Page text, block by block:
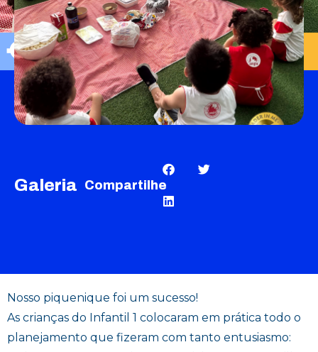
Galeria Compartilhe
Nosso piquenique foi um sucesso!
As crianças do Infantil 1 colocaram em prática todo o
planejamento que fizeram com tanto entusiasmo: